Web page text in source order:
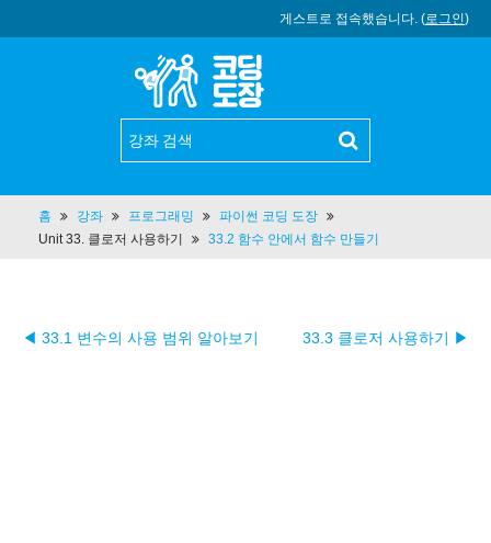
게스트로 접속했습니다. (로그인)
홈 강좌 프로그래밍
파이썬 코딩 도장
Unit 33. 클로저 사용하기
33.2 함수 안에서 함수 만들기
◀ 33.1 변수의 사용 범위 알아보기 33.3 클로저 사용하기 ▶︎